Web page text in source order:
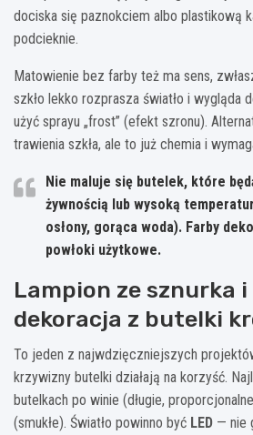
dociska się paznokciem albo plastikową
podcieknie.
Matowienie bez farby też ma sens,
szkło lekko rozprasza światło i wygląda
użyć sprayu „frost” (efekt szronu).
trawienia szkła, ale to już chemia i
Nie maluje się butelek, które
żywnością lub wysoką
osłony, gorąca woda). Farby
powłoki użytkowe.
Lampion ze sznurka i
dekoracja z butelki
To jeden z najwdzięczniejszych
krzywizny butelki działają na korzyść.
butelkach po winie (długie,
(smukłe). Światło powinno być LED — nie